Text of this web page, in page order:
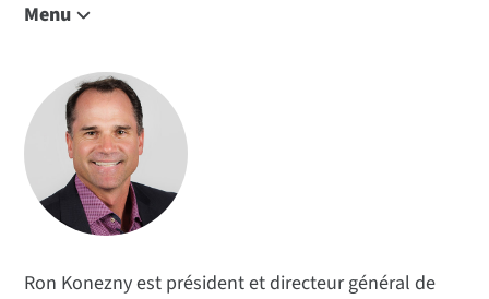
Menu
IoT Tendances
Aperçus techniques
Applications
Sujets populaires
Rencontrez l'équipe
Ron Konezny est président et directeur général de